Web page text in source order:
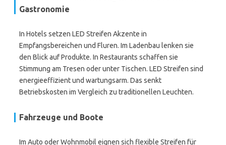
Gastronomie
In Hotels setzen LED Streifen Akzente in
Empfangsbereichen und Fluren. Im Ladenbau lenken sie
den Blick auf Produkte. In Restaurants schaffen sie
Stimmung am Tresen oder unter Tischen. LED Streifen sind
energieeffizient und wartungsarm. Das senkt
Betriebskosten im Vergleich zu traditionellen Leuchten.
Fahrzeuge und Boote
Im Auto oder Wohnmobil eignen sich flexible Streifen für